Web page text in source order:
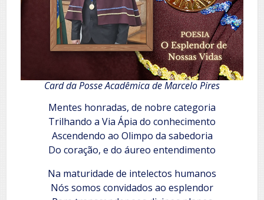
Card da Posse Acadêmica de Marcelo Pires
Mentes honradas, de nobre categoria
Trilhando a Via Ápia do conhecimento
Ascendendo ao Olimpo da sabedoria
Do coração, e do áureo entendimento
Na maturidade de intelectos humanos
Nós somos convidados ao esplendor